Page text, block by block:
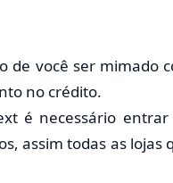
de você ser mimado
no crédito.
é necessário
assim todas as lojas